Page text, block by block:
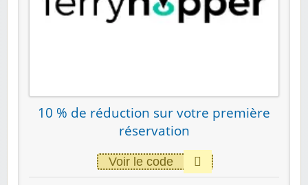
10 % de réduction sur votre première
réservation
Voir le code